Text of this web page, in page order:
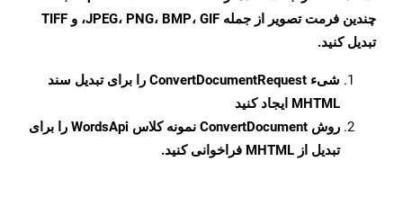
چندین فرمت تصویر از جمله JPEG، PNG، BMP، GIF، و TIFF
تبدیل کنید.
شیء ConvertDocumentRequest را برای تبدیل سند
MHTML ایجاد کنید
روش ConvertDocument
نمونه کلاس WordsApi را برای
تبدیل از MHTML فراخوانی کنید.